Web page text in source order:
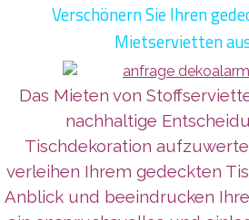
Verschönern Sie Ihren
Mietservietten
Das Mieten von
nachhaltige
Tischdekoration
verleihen Ihrem gedeckten
Anblick und beeindrucken Ihre